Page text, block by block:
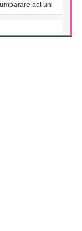
actiuni